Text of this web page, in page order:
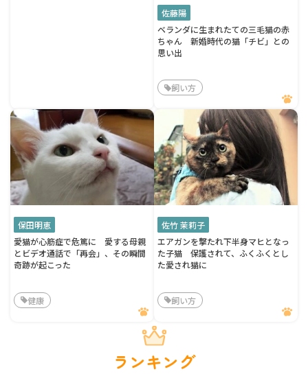
佐藤陽
ベランダに生まれたての三毛猫の赤
ちゃん 新婚時代の猫「チビ」との
思い出
飼い方
保田明恵
愛猫が心筋症で危篤に 愛する母親
とビデオ通話で「再会」、その瞬間
奇跡が起こった
健康
佐竹 茉莉子
エアガンを撃たれ下半身マヒとなっ
た子猫 保護されて、ふくふくとし
た愛され猫に
飼い方
ランキング